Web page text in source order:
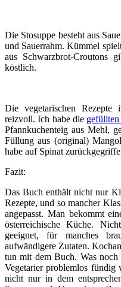
Die Stosuppe besteht aus
und Sauerrahm. Kümmel
aus Schwarzbrot-Croutons
köstlich.
Die vegetarischen
reizvoll. Ich habe die
Pfannkuchenteig aus Mehl,
Füllung aus (original)
habe auf Spinat
Fazit:
Das Buch enthält nicht nur
Rezepte, und so mancher
angepasst. Man bekommt
österreichische Küche.
geeignet, für manches
aufwändigere Zutaten.
tun mit dem Buch. Was noch
Vegetarier problemlos fündig
nicht nur in dem